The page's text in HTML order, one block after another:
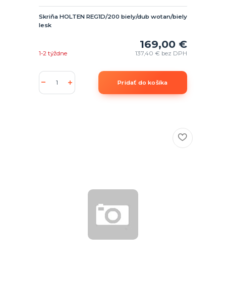
Skriňa HOLTEN REG1D/200 biely/dub wotan/biely
lesk
169,00 €
137,40 € bez DPH
1-2 týždne
Pridať do košíka